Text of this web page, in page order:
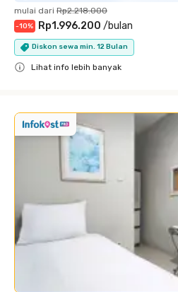
mulai dari Rp2.218.000
-10% Rp1.996.200 /bulan
Diskon sewa min. 12 Bulan
Lihat info lebih banyak